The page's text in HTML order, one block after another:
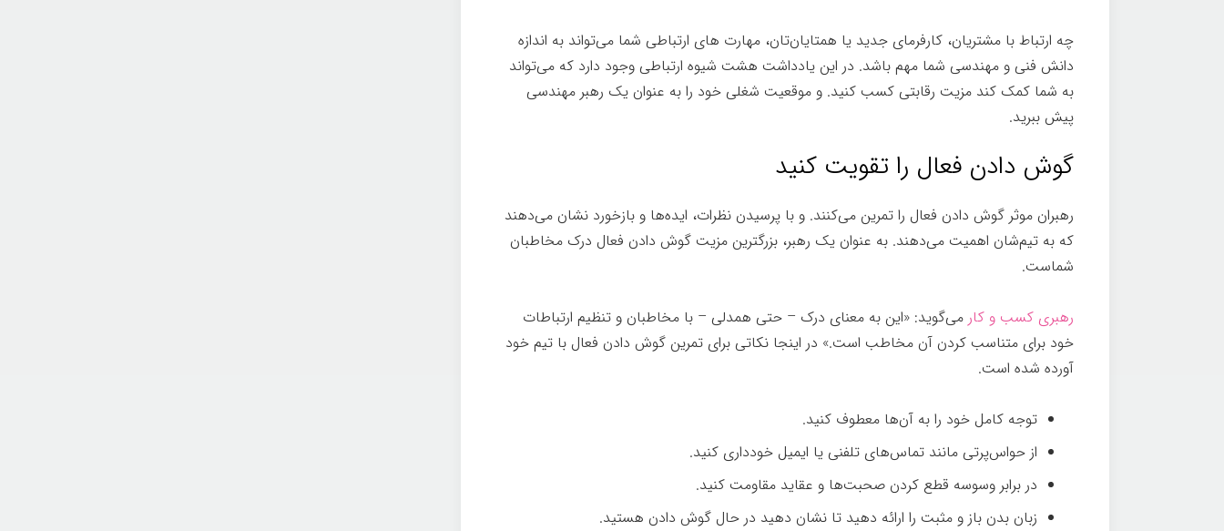
چه ارتباط با مشتریان، کارفرمای جدید یا همتایان‌تان، مهارت های ارتباطی شما می‌تواند به اندازه
دانش فنی و مهندسی شما مهم باشد. در این یادداشت هشت شیوه ارتباطی وجود دارد که می‌تواند
به شما کمک کند مزیت رقابتی کسب کنید. و موقعیت شغلی خود را به عنوان یک رهبر مهندسی
پیش ببرید.
گوش دادن فعال را تقویت کنید
رهبران موثر گوش دادن فعال را تمرین می‌کنند. و با پرسیدن نظرات، ایده‌ها و بازخورد نشان می‌دهند
که به تیم‌شان اهمیت می‌دهند. به عنوان یک رهبر، بزرگترین مزیت گوش دادن فعال درک مخاطبان
شماست.
رهبری کسب و کار می‌گوید: «این به معنای درک – حتی همدلی – با مخاطبان و تنظیم ارتباطات
خود برای متناسب کردن آن مخاطب است.» در اینجا نکاتی برای تمرین گوش دادن فعال با تیم خود
آورده شده است.
توجه کامل خود را به آن‌ها معطوف کنید.
از حواس‌پرتی مانند تماس‌های تلفنی یا ایمیل خودداری کنید.
در برابر وسوسه قطع کردن صحبت‌ها و عقاید مقاومت کنید.
زبان بدن باز و مثبت را ارائه دهید تا نشان دهید در حال گوش دادن هستید.